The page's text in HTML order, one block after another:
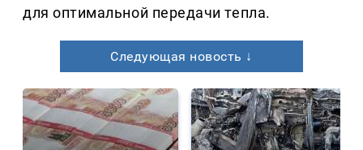
для оптимальной передачи тепла.
Следующая новость ↓